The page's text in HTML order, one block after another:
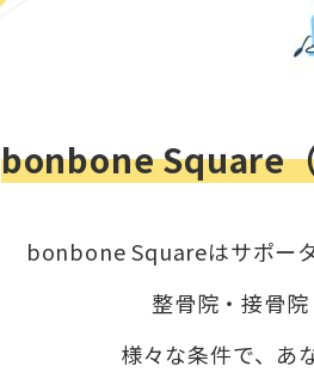
bonbone Square
bonbone Squareはサポー
整骨院・接骨院
様々な条件で、あ